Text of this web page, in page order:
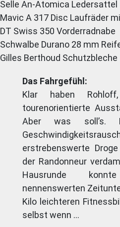
Selle An-Atomica Ledersattel
Mavic A 317 Disc Laufräder
DT Swiss 350 Vorderradnabe
Schwalbe Durano 28 mm
Gilles Berthoud Schutzbleche
Das Fahrgefühl:
Klar haben
tourenorientierte
Aber was soll’s.
erstrebenswerte
der Randonneur
Hausrunde
nennenswerten
Kilo leichteren
selbst wenn …